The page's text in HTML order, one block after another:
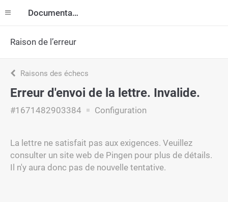
Documentation
Raison de l’erreur
Raisons des échecs
Erreur d'envoi de la lettre. Invalide.
#1671482903384 Configuration
La lettre ne satisfait pas aux exigences. Veuillez
consulter un site web de Pingen pour plus de détails.
Il n'y aura donc pas de nouvelle tentative.